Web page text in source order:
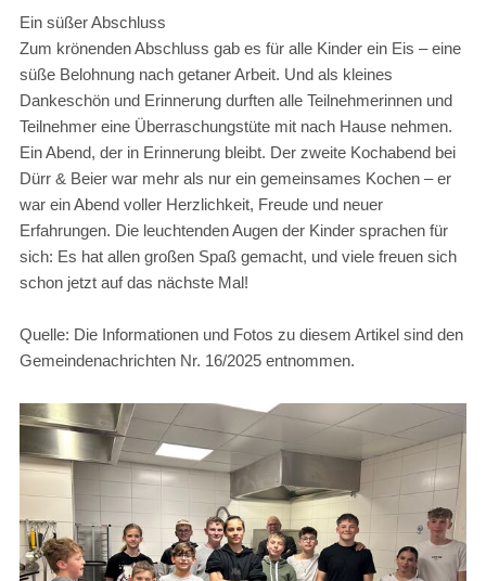
Ein süßer Abschluss
Zum krönenden Abschluss gab es für alle Kinder ein Eis – eine
süße Belohnung nach getaner Arbeit. Und als kleines
Dankeschön und Erinnerung durften alle Teilnehmerinnen und
Teilnehmer eine Überraschungstüte mit nach Hause nehmen.
Ein Abend, der in Erinnerung bleibt. Der zweite Kochabend bei
Dürr & Beier war mehr als nur ein gemeinsames Kochen – er
war ein Abend voller Herzlichkeit, Freude und neuer
Erfahrungen. Die leuchtenden Augen der Kinder sprachen für
sich: Es hat allen großen Spaß gemacht, und viele freuen sich
schon jetzt auf das nächste Mal!
Quelle: Die Informationen und Fotos zu diesem Artikel sind den
Gemeindenachrichten Nr. 16/2025 entnommen.